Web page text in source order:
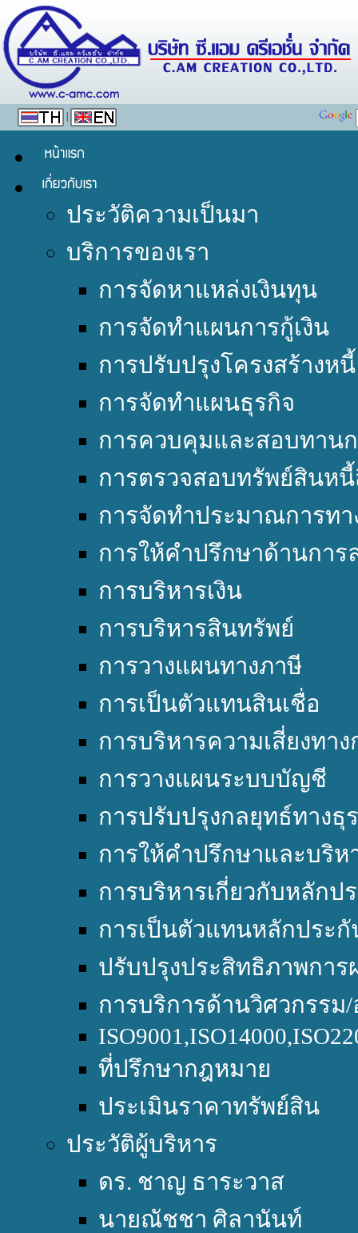
ประวัติความเป็นมา
บริการของเรา
การจัดหาแหล่งเงินทุน
การจัดทำแผนการกู้เงิน
การปรับปรุงโครงสร้างหนี้
การจัดทำแผนธุรกิจ
การควบคุมและสอบทาน
การตรวจสอบทรัพย์สินห
การจัดทำประมาณการทา
การให้คำปรึกษาด้านการ
การบริหารเงิน
การบริหารสินทรัพย์
การวางแผนทางภาษี
การเป็นตัวแทนสินเชื่อ
การบริหารความเสี่ยงทาง
การวางแผนระบบบัญชี
การปรับปรุงกลยุทธ์ทางธุ
การให้คำปรึกษาและบริ
การบริหารเกี่ยวกับหลักป
การเป็นตัวแทนหลักประกั
ปรับปรุงประสิทธิภาพการ
การบริการด้านวิศวกรร
ที่ปรึกษากฎหมาย
ประเมินราคาทรัพย์สิน
ประวัติผู้บริหาร
ดร. ชาญ ธาระวาส
นายณัชชา ศิลานันท์